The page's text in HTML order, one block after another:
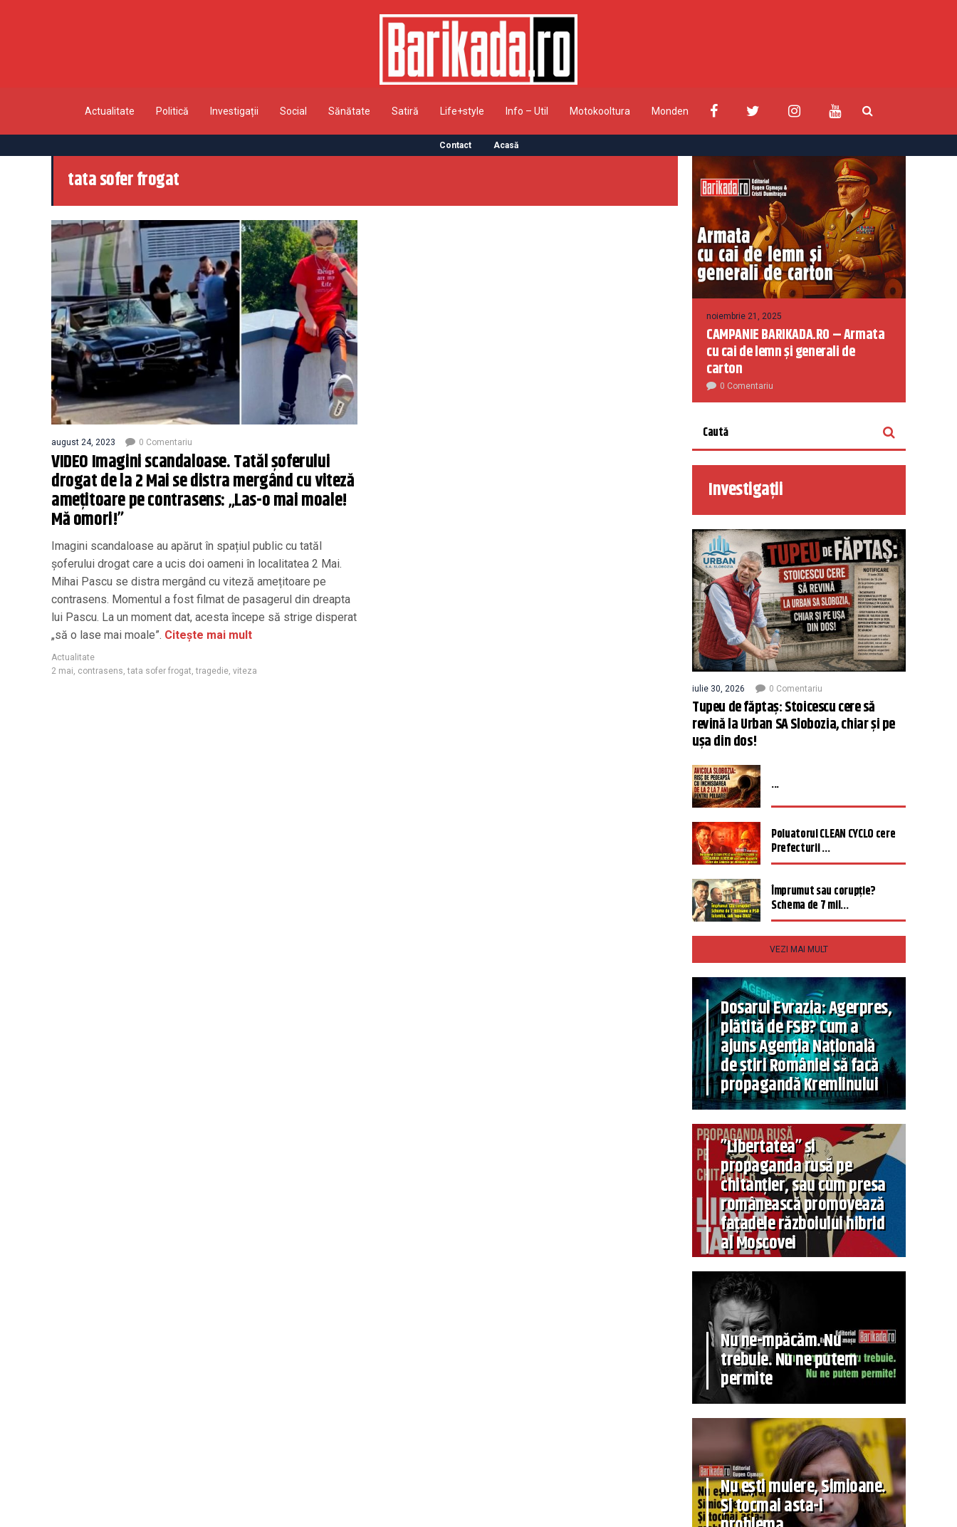
Actualitate Politică Investigații Social Sănătate Satiră Life+style Info – Util Motokooltura Monden
Contact Acasă
tata sofer frogat
august 24, 2023 0 Comentariu
VIDEO Imagini scandaloase. Tatăl șoferului
drogat de la 2 Mai se distra mergând cu viteză
amețitoare pe contrasens: „Las-o mai moale!
Mă omori!”
Imagini scandaloase au apărut în spațiul public cu tatăl
șoferului drogat care a ucis doi oameni în localitatea 2 Mai.
Mihai Pascu se distra mergând cu viteză amețitoare pe
contrasens. Momentul a fost filmat de pasagerul din dreapta
lui Pascu. La un moment dat, acesta începe să strige disperat
„să o lase mai moale”. Citește mai mult
Actualitate
2 mai contrasens ,tata sofer frogat ,tragedie viteza
noiembrie 21, 2025
CAMPANIE BARIKADA.RO – Armata
cu cai de lemn și generali de
carton
0 Comentariu
Investigații
iulie 30, 2026 0 Comentariu
Tupeu de făptaș: Stoicescu cere să
revină la Urban SA Slobozia, chiar și pe
ușa din dos!
...
Poluatorul CLEAN CYCLO cere
Prefecturii ...
Împrumut sau corupție?
Schema de 7 mil...
VEZI MAI MULT
Dosarul Evrazia: Agerpres,
plătită de FSB? Cum a
ajuns Agenția Națională
de știri României să facă
propagandă Kremlinului
”Libertatea” și
propaganda rusă pe
chitanțier, sau cum presa
românească promovează
fațadele războiului hibrid
al Moscovei
Nu ne-mpăcăm. Nu
trebuie. Nu ne putem
permite
Nu ești muiere, Simioane.
Și tocmai asta-i